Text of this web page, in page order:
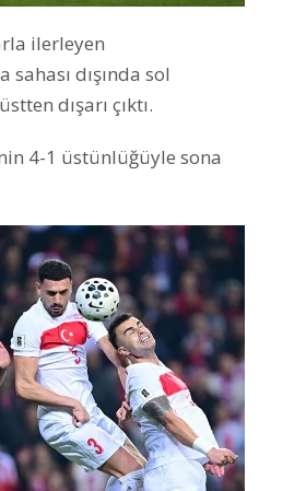
ilerleyen
sahası dışında sol
dışarı çıktı.
4-1 üstünlüğüyle sona